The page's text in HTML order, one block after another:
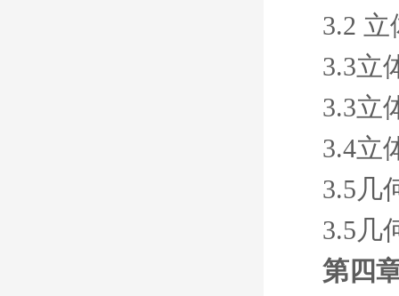
3.2
3.3立
3.3立
3.4立
3.5几
3.5几
第四